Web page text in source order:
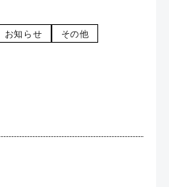
お知らせ その他